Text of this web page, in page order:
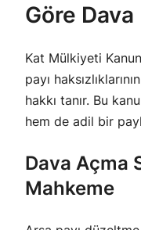
Göre Dava
Kat Mülkiyeti
payı
hakkı tanır. Bu
hem de adil bir
Dava Açma
Mahkeme